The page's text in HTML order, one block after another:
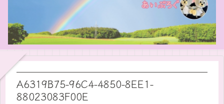
A6319B75-96C4-4850-8EE1-
88023083F00E